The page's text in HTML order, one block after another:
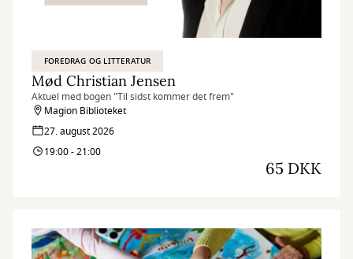
FOREDRAG OG LITTERATUR
Mød Christian Jensen
Aktuel med bogen "Til sidst kommer det frem"
Magion Biblioteket
27. august 2026
19:00 - 21:00
65 DKK